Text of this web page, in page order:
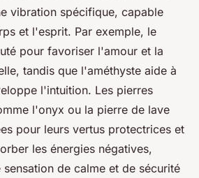
vibration spécifique, capable
et l'esprit. Par exemple, le
pour favoriser l'amour et la
tandis que l'améthyste aide à
l'intuition. Les pierres
l'onyx ou la pierre de lave
pour leurs vertus protectrices et
les énergies négatives,
de calme et de sécurité